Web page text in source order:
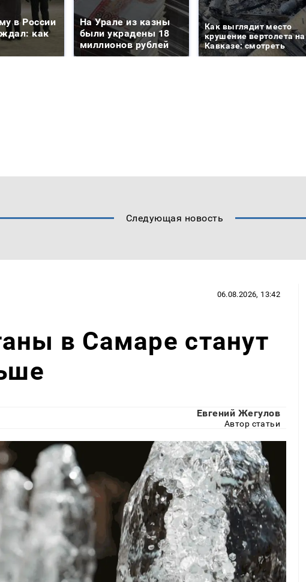
в России
как
На Урале из казны
были украдены 18
миллионов рублей
Как выглядит место
крушение вертолета на
Кавказе: смотреть
Следующая новость
06.08.2026, 13:42
в Самаре станут
Евгений Жегулов
Автор статьи